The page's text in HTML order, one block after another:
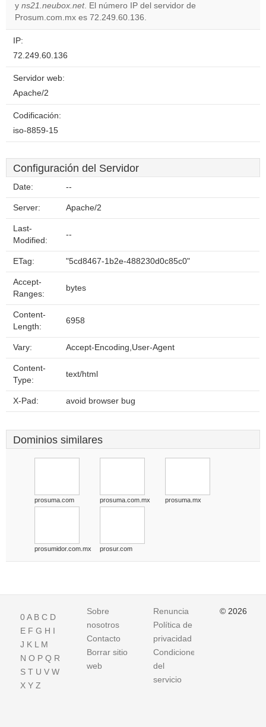
own this
y ns21.neubox.net. El número IP del servidor de
Prosum.com.mx es 72.249.60.136.
IP:
72.249.60.136
Servidor web:
Apache/2
Codificación:
iso-8859-15
Configuración del Servidor
Date: --
Server: Apache/2
Last-
Modified:
--
ETag: "5cd8467-1b2e-488230d0c85c0"
Accept-
Ranges:
bytes
Content-
Length:
6958
Vary: Accept-Encoding,User-Agent
Content-
Type:
text/html
X-Pad: avoid browser bug
Dominios similares
prosuma.com prosuma.com.mx prosuma.mx
prosumidor.com.mx prosur.com
0A B C D
E F G H I
J K L M
N O P Q R
S T U V W
X Y Z
Sobre
nosotros
Contacto
Borrar sitio
web
Renuncia
Política de
privacidad
Condiciones
del
servicio
© 2026